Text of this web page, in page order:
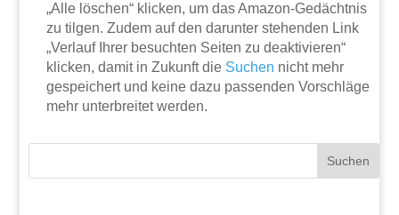
„Alle löschen“ klicken, um das Amazon-Gedächtnis
zu tilgen. Zudem auf den darunter stehenden Link
„Verlauf Ihrer besuchten Seiten zu deaktivieren“
klicken, damit in Zukunft die Suchen nicht mehr
gespeichert und keine dazu passenden Vorschläge
mehr unterbreitet werden.